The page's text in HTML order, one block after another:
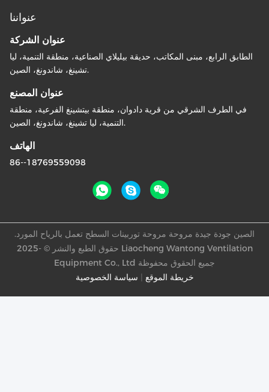
عنواننا
عنوان الشركة
الطابق الرابع، مبنى المكاتب، حديقة بيليلاي الصناعية، منطقة التنمية، ليا
تشينغ، شاندونغ، الصين.
عنوان المصنع
في الطرف الشرقي من قرية دادوان، منطقة بيتشينغ الفرعية، منطقة
التنمية، ليا تشينغ، شاندونغ، الصين.
الهاتف
86--18769559098
سياسة الخصوصية خريطة الموقع
الصين جودة جيدة مروحة مروحة توربينات السطح تعمل بالرياح المورد.
حقوق الطبع والنشر © -2025 Liaocheng Wantong Ventilation
Equipment Co., Ltd جميع الحقوق محفوظة